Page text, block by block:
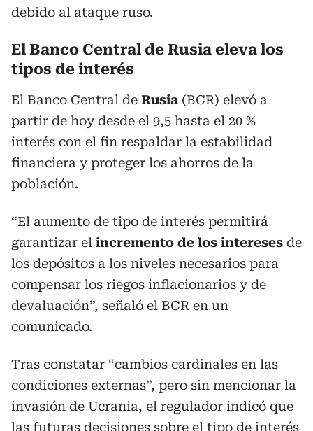
debido al ataque ruso.
El Banco Central de Rusia eleva los
tipos de interés
El Banco Central de Rusia (BCR) elevó a
partir de hoy desde el 9,5 hasta el 20 %
interés con el fin respaldar la estabilidad
financiera y proteger los ahorros de la
población.
“El aumento de tipo de interés permitirá
garantizar el incremento de los intereses de
los depósitos a los niveles necesarios para
compensar los riegos inflacionarios y de
devaluación”, señaló el BCR en un
comunicado.
Tras constatar “cambios cardinales en las
condiciones externas”, pero sin mencionar la
invasión de Ucrania, el regulador indicó que
las futuras decisiones sobre el tipo de interés